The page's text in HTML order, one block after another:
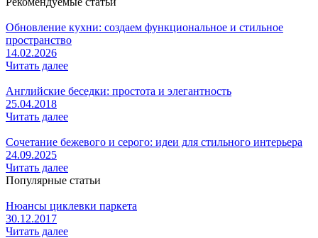
Обновление кухни: создаем функциональное и стильное
пространство
14.02.2026
Читать далее
Английские беседки: простота и элегантность
25.04.2018
Читать далее
Сочетание бежевого и серого: идеи для стильного интерьера
24.09.2025
Читать далее
Популярные статьи
Нюансы циклевки паркета
30.12.2017
Читать далее